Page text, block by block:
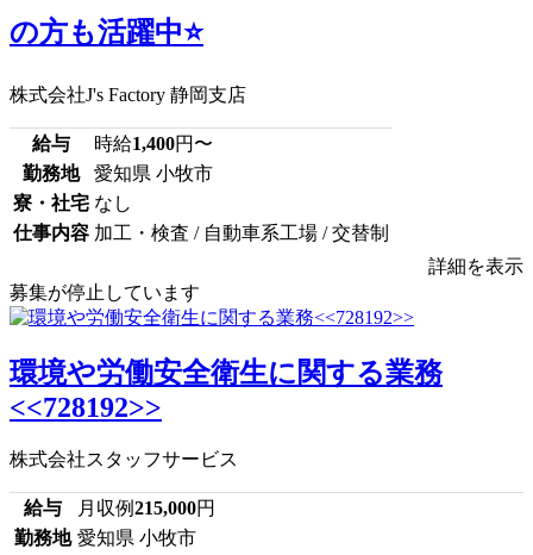
の方も活躍中⭐
株式会社J's Factory 静岡支店
給与 時給1,400円〜
勤務地
愛知県 小牧市
寮・社宅 なし
仕事内容 加工・検査 / 自動車系工場 / 交替制
詳細を表示
募集が停止しています
環境や労働安全衛生に関する業務
<<728192>>
株式会社スタッフサービス
給与 月収例215,000円
勤務地 愛知県 小牧市